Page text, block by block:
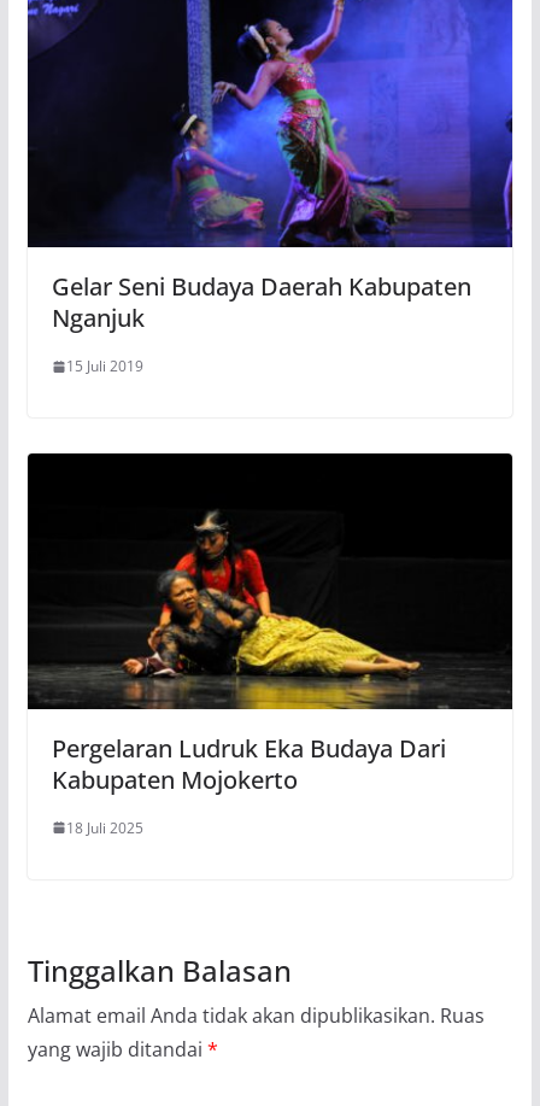
Gelar Seni Budaya Daerah Kabupaten
Nganjuk
15 Juli 2019
Pergelaran Ludruk Eka Budaya Dari
Kabupaten Mojokerto
18 Juli 2025
Tinggalkan Balasan
Alamat email Anda tidak akan dipublikasikan. Ruas
yang wajib ditandai *